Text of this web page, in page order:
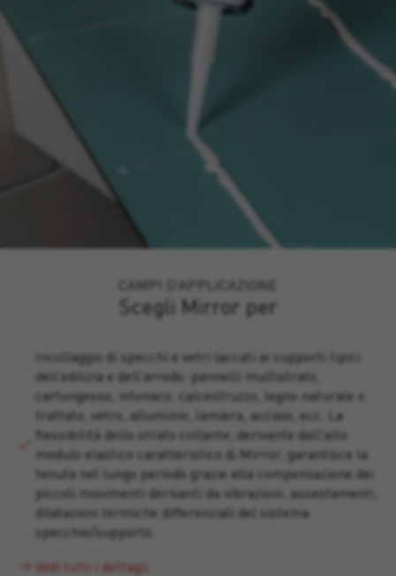
CAMPI D’APPLICAZIONE
Scegli Mirror per
Incollaggio di specchi e vetri laccati ai supporti tipici
dell’edilizia e dell’arredo: pannelli multistrato,
cartongesso, intonaco, calcestruzzo, legno naturale o
trattato, vetro, alluminio, lamiera, acciaio, ecc. La
flessibilità dello strato collante, derivante dall’alto
modulo elastico caratteristico di Mirror, garantisce la
tenuta nel lungo periodo grazie alla compensazione dei
piccoli movimenti derivanti da vibrazioni, assestamenti,
dilatazioni termiche differenziali del sistema
specchio/supporto.
Vedi tutti i dettagli